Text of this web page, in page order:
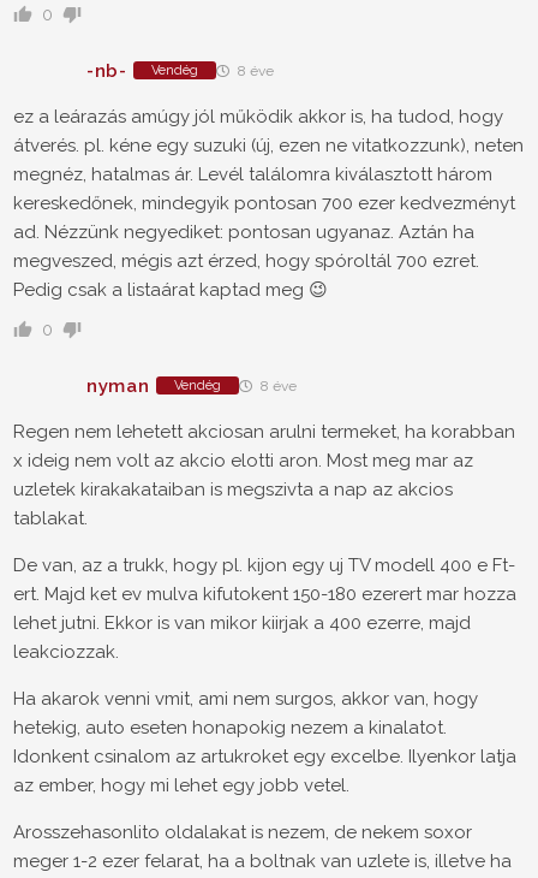
0
-nb- Vendég 8 éve
ez a leárazás amúgy jól működik akkor is, ha tudod, hogy
átverés. pl. kéne egy suzuki (új, ezen ne vitatkozzunk), neten
megnéz, hatalmas ár. Levél találomra kiválasztott három
kereskedőnek, mindegyik pontosan 700 ezer kedvezményt
ad. Nézzünk negyediket: pontosan ugyanaz. Aztán ha
megveszed, mégis azt érzed, hogy spóroltál 700 ezret.
Pedig csak a listaárat kaptad meg 😉
0
nyman Vendég 8 éve
Regen nem lehetett akciosan arulni termeket, ha korabban
x ideig nem volt az akcio elotti aron. Most meg mar az
uzletek kirakakataiban is megszivta a nap az akcios
tablakat.
De van, az a trukk, hogy pl. kijon egy uj TV modell 400 e Ft-
ert. Majd ket ev mulva kifutokent 150-180 ezerert mar hozza
lehet jutni. Ekkor is van mikor kiirjak a 400 ezerre, majd
leakciozzak.
Ha akarok venni vmit, ami nem surgos, akkor van, hogy
hetekig, auto eseten honapokig nezem a kinalatot.
Idonkent csinalom az artukroket egy excelbe. Ilyenkor latja
az ember, hogy mi lehet egy jobb vetel.
Arosszehasonlito oldalakat is nezem, de nekem soxor
meger 1-2 ezer felarat, ha a boltnak van uzlete is, illetve ha